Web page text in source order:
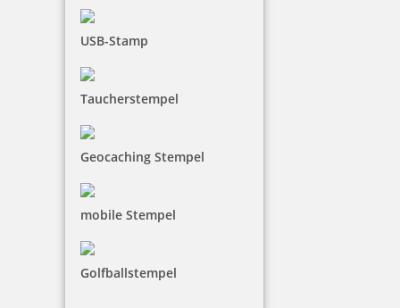
USB-Stamp
Taucherstempel
Geocaching Stempel
mobile Stempel
Golfballstempel
Jetzt gestalten
Trodat Printy 4750/L1 4.0 Datumstempel EINGEGANGEN 39 x
22mm